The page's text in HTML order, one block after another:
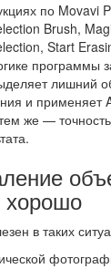
по Movavi
Brush,
Start
программы
лишний
и применяет
же —
хорошо
в таких